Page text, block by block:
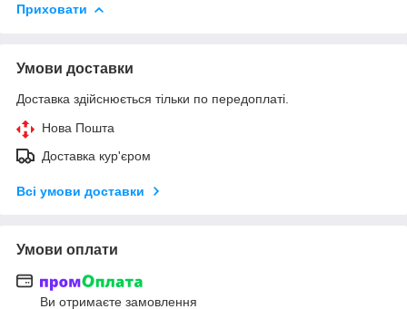
Приховати
Умови доставки
Доставка здійснюється тільки по передоплаті.
Нова Пошта
Доставка кур'єром
Всі умови доставки
Умови оплати
Ви отримаєте замовлення